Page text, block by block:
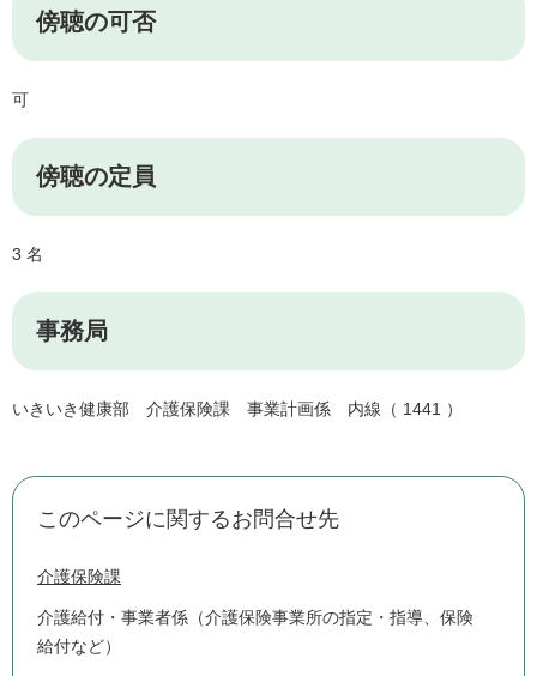
傍聴の可否
可
傍聴の定員
3 名
事務局
いきいき健康部 介護保険課 事業計画係 内線（ 1441 ）
このページに関するお問合せ先
介護保険課
介護給付・事業者係（介護保険事業所の指定・指導、保険
給付など）